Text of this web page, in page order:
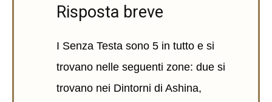
Risposta breve
I Senza Testa sono 5 in tutto e si
trovano nelle seguenti zone: due si
trovano nei Dintorni di Ashina,